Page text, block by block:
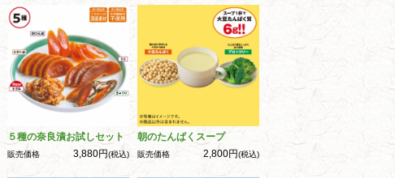
５種の奈良漬お試しセット
販売価格 3,880円(税込)
朝のたんぱくスープ
販売価格 2,800円(税込)